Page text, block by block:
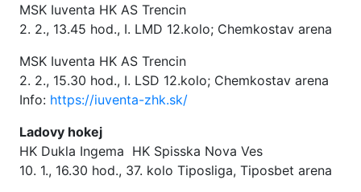
MSK Iuventa HK AS Trencin
2. 2., 13.45 hod., I. LMD 12.kolo; Chemkostav arena
MSK Iuventa HK AS Trencin
2. 2., 15.30 hod., I. LSD 12.kolo; Chemkostav arena
Info: https://iuventa-zhk.sk/
Ladovy hokej
HK Dukla Ingema HK Spisska Nova Ves
10. 1., 16.30 hod., 37. kolo Tiposliga, Tiposbet arena